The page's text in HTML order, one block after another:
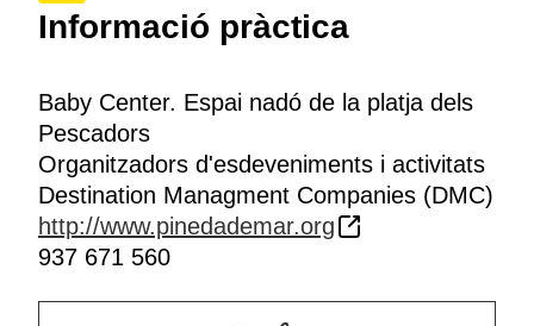
Informació pràctica
Baby Center. Espai nadó de la platja dels
Pescadors
Organitzadors d'esdeveniments i activitats
Destination Managment Companies (DMC)
http://www.pinedademar.org
937 671 560